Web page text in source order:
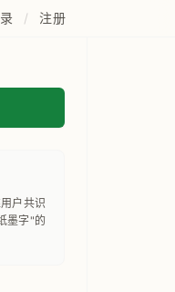
/ 注册
户共识
墨字"的